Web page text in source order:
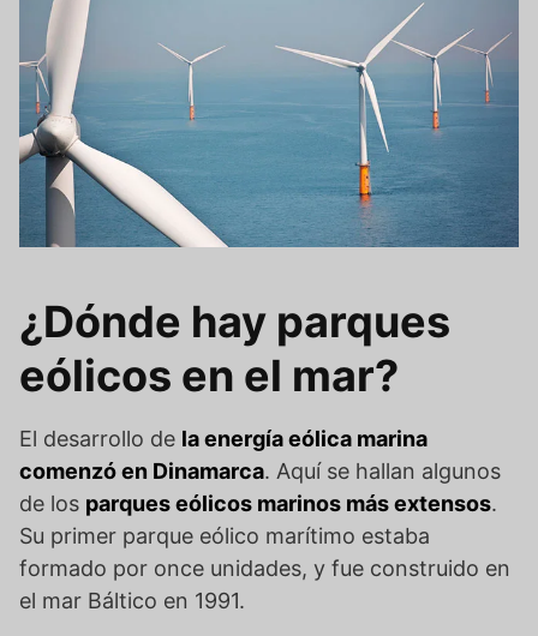
¿Dónde hay parques
eólicos en el mar?
El desarrollo de la energía eólica marina
comenzó en Dinamarca. Aquí se hallan algunos
de los parques eólicos marinos más extensos.
Su primer parque eólico marítimo estaba
formado por once unidades, y fue construido en
el mar Báltico en 1991.